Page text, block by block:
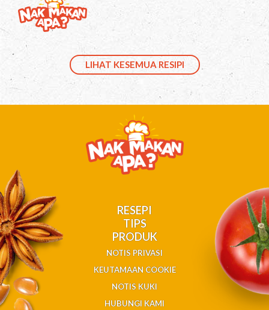
LIHAT KESEMUA RESIPI
RESEPI
TIPS
PRODUK
NOTIS PRIVASI
KEUTAMAAN COOKIE
NOTIS KUKI
HUBUNGI KAMI